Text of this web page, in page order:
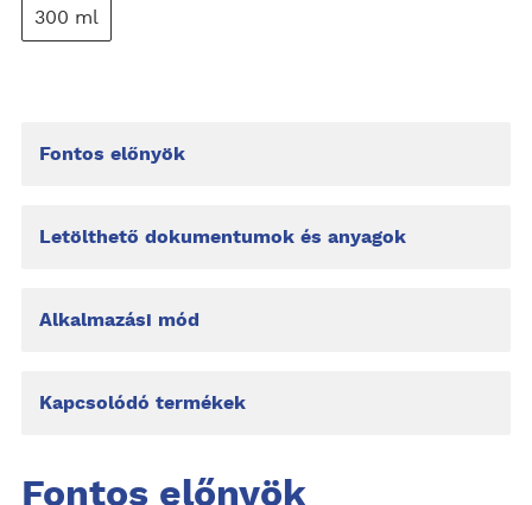
300 ml
Fontos előnyök
Letölthető dokumentumok és anyagok
Alkalmazási mód
Kapcsolódó termékek
Fontos előnyök